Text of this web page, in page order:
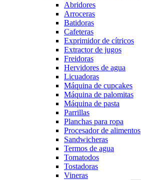
Abridores
Arroceras
Batidoras
Cafeteras
Exprimidor de cítricos
Extractor de jugos
Freidoras
Hervidores de agua
Licuadoras
Máquina de cupcakes
Máquina de palomitas
Máquina de pasta
Parrillas
Planchas para ropa
Procesador de alimentos
Sandwicheras
Termos de agua
Tomatodos
Tostadoras
Vineras